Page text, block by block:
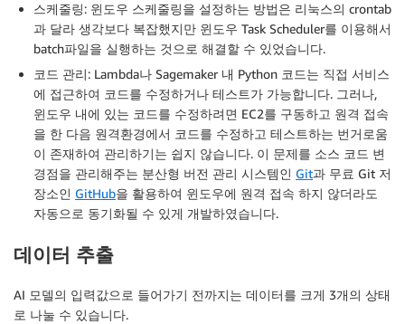
스케줄링: 윈도우 스케줄링을 설정하는 방법은 리눅스의 crontab
과 달라 생각보다 복잡했지만 윈도우 Task Scheduler를 이용해서
batch파일을 실행하는 것으로 해결할 수 있었습니다.
코드 관리: Lambda나 Sagemaker 내 Python 코드는 직접 서비스
에 접근하여 코드를 수정하거나 테스트가 가능합니다. 그러나,
윈도우 내에 있는 코드를 수정하려면 EC2를 구동하고 원격 접속
을 한 다음 원격환경에서 코드를 수정하고 테스트하는 번거로움
이 존재하여 관리하기는 쉽지 않습니다. 이 문제를 소스 코드 변
경점을 관리해주는 분산형 버전 관리 시스템인 Git과 무료 Git 저
장소인 GitHub을 활용하여 윈도우에 원격 접속 하지 않더라도
자동으로 동기화될 수 있게 개발하였습니다.
데이터 추출
AI 모델의 입력값으로 들어가기 전까지는 데이터를 크게 3개의 상태
로 나눌 수 있습니다.